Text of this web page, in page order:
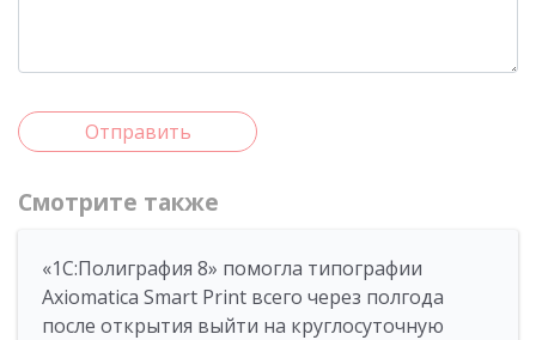
Отправить
Смотрите также
«1С:Полиграфия 8» помогла типографии
Axiomatica Smart Print всего через полгода
после открытия выйти на круглосуточную